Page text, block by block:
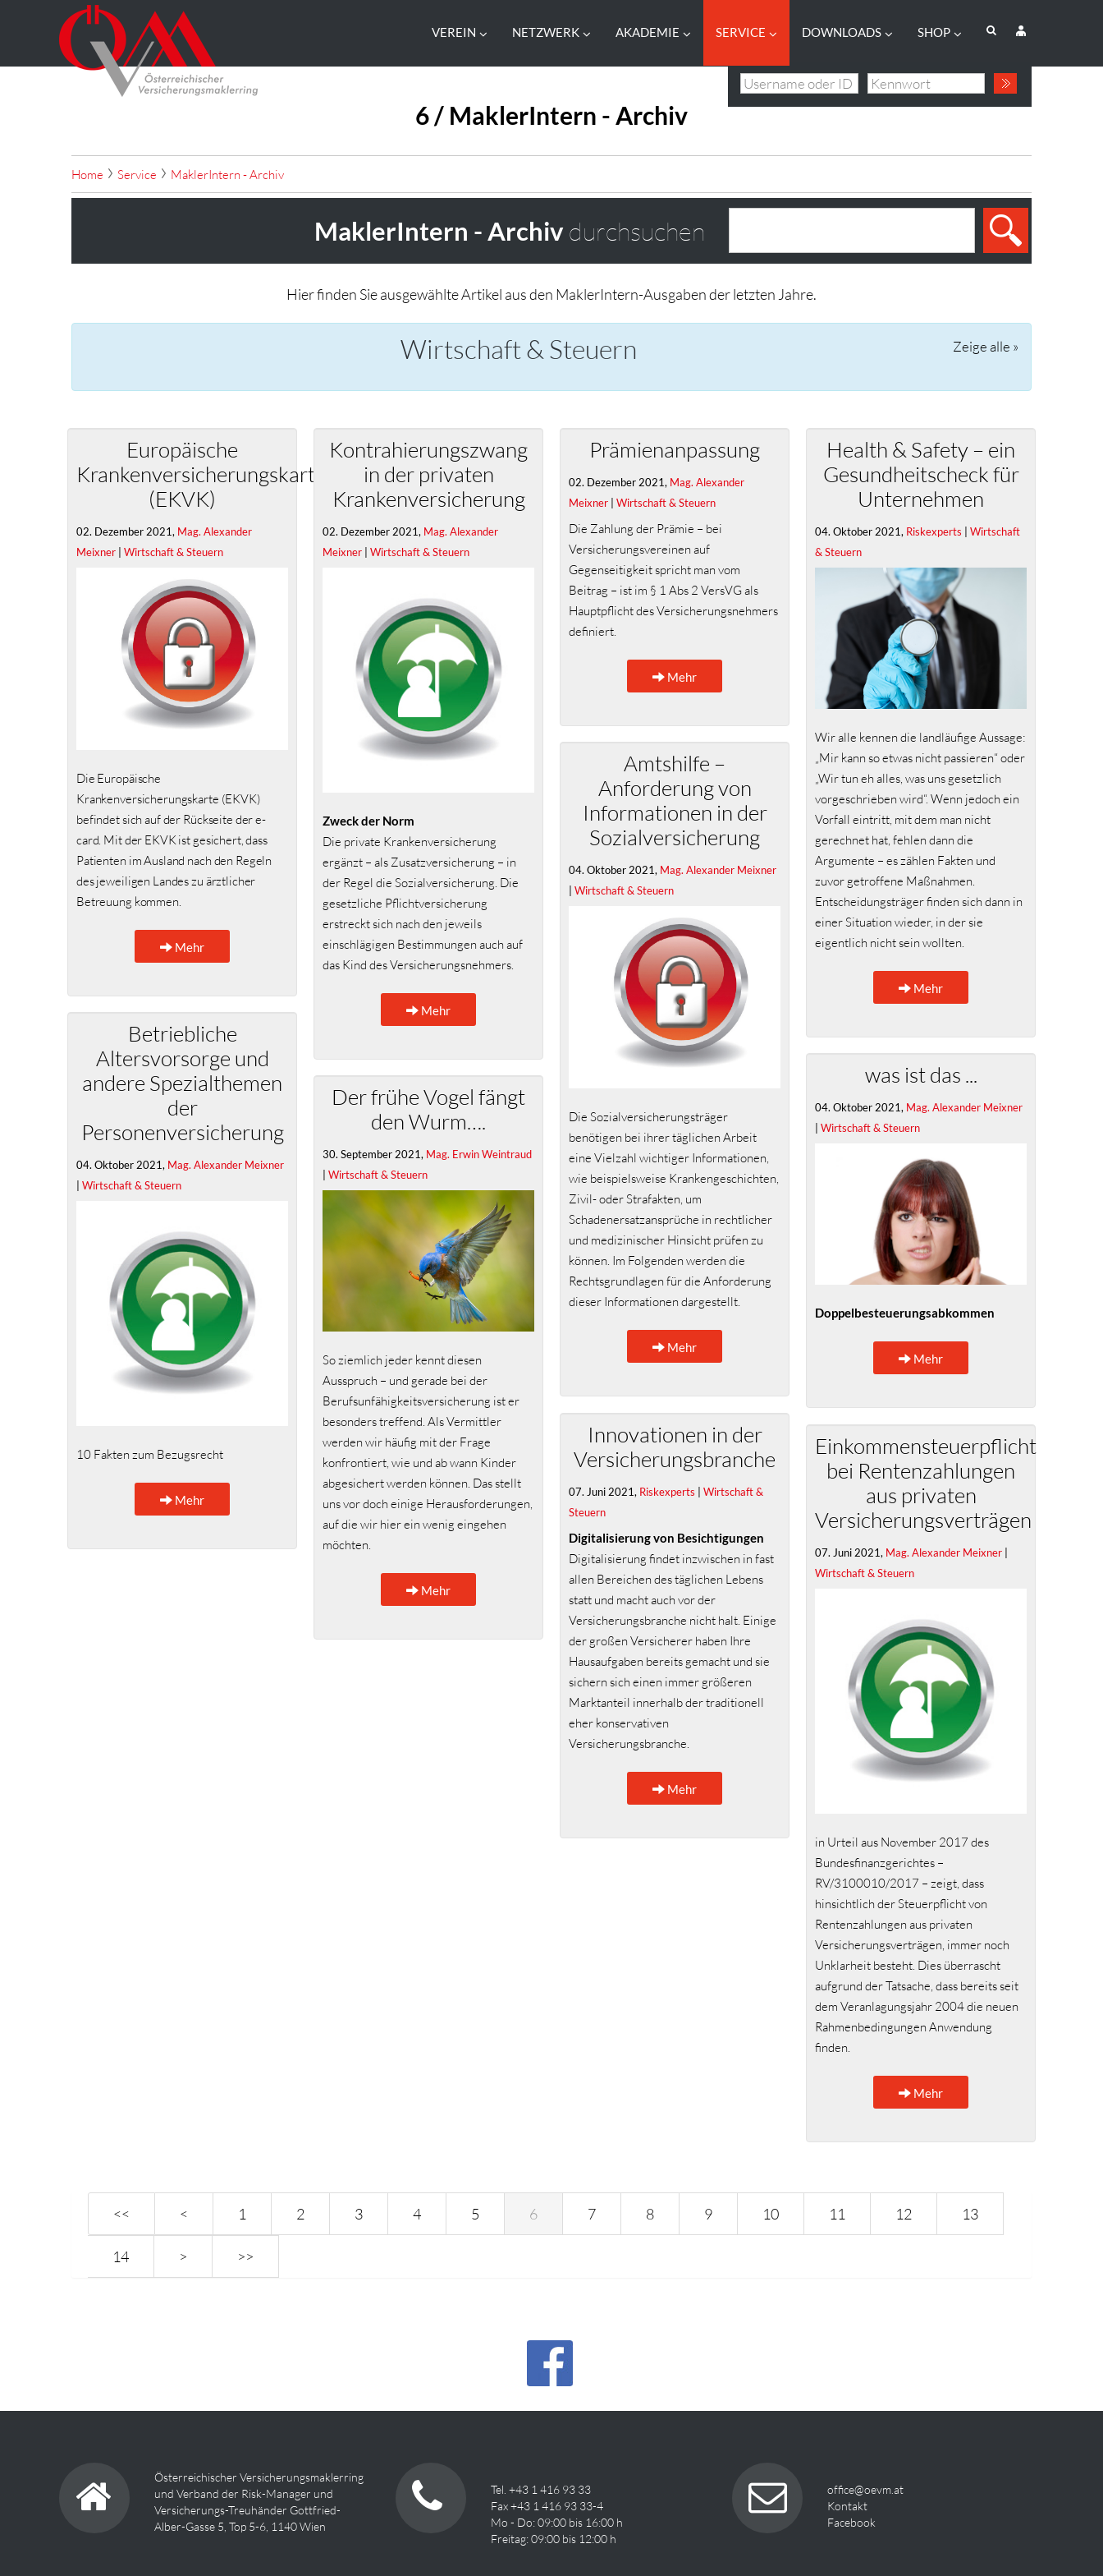
VEREIN NETZWERK AKADEMIE SERVICE DOWNLOADS SHOP
6 / MaklerIntern - Archiv
Home Service MaklerIntern - Archiv
MaklerIntern - Archivdurchsuchen
Hier finden Sie ausgewählte Artikel aus den MaklerIntern-Ausgaben der letzten Jahre.
Zeige alle »
Wirtschaft & Steuern
Europäische
Krankenversicherungskarte
(EKVK)
02. Dezember 2021, Mag. Alexander
Meixner
Wirtschaft & Steuern
Die Europäische
Krankenversicherungskarte (EKVK)
befindet sich auf der Rückseite der e-
card. Mit der EKVK ist gesichert, dass
Patienten im Ausland nach den Regeln
des jeweiligen Landes zu ärztlicher
Betreuung kommen.
Mehr
Kontrahierungszwang
in der privaten
Krankenversicherung
02. Dezember 2021, Mag. Alexander
Meixner
Wirtschaft & Steuern
Zweck der Norm
Die private Krankenversicherung
ergänzt – als Zusatzversicherung – in
der Regel die Sozialversicherung. Die
gesetzliche Pflichtversicherung
erstreckt sich nach den jeweils
einschlägigen Bestimmungen auch auf
das Kind des Versicherungsnehmers.
Mehr
Prämienanpassung
02. Dezember 2021, Mag. Alexander
Meixner
Wirtschaft & Steuern
Die Zahlung der Prämie – bei
Versicherungsvereinen auf
Gegenseitigkeit spricht man vom
Beitrag – ist im § 1 Abs 2 VersVG als
Hauptpflicht des Versicherungsnehmers
definiert.
Mehr
Health & Safety – ein
Gesundheitscheck für
Unternehmen
04. Oktober 2021, Riskexperts
Wirtschaft
& Steuern
Wir alle kennen die landläufige Aussage:
„Mir kann so etwas nicht passieren“ oder
„Wir tun eh alles, was uns gesetzlich
vorgeschrieben wird“. Wenn jedoch ein
Vorfall eintritt, mit dem man nicht
gerechnet hat, fehlen dann die
Argumente – es zählen Fakten und
zuvor getroffene Maßnahmen.
Entscheidungsträger finden sich dann in
einer Situation wieder, in der sie
eigentlich nicht sein wollten.
Mehr
Amtshilfe –
Anforderung von
Informationen in der
Sozialversicherung
04. Oktober 2021, Mag. Alexander Meixner
Wirtschaft & Steuern
Die Sozialversicherungsträger
benötigen bei ihrer täglichen Arbeit
eine Vielzahl wichtiger Informationen,
wie beispielsweise Krankengeschichten,
Zivil- oder Strafakten, um
Schadenersatzansprüche in rechtlicher
und medizinischer Hinsicht prüfen zu
können. Im Folgenden werden die
Rechtsgrundlagen für die Anforderung
dieser Informationen dargestellt.
Mehr
Betriebliche
Altersvorsorge und
andere Spezialthemen
der
Personenversicherung
04. Oktober 2021, Mag. Alexander Meixner
Wirtschaft & Steuern
10 Fakten zum Bezugsrecht
Mehr
was ist das ...
04. Oktober 2021, Mag. Alexander Meixner
Wirtschaft & Steuern
Doppelbesteuerungsabkommen
Mehr
Der frühe Vogel fängt
den Wurm….
30. September 2021, Mag. Erwin Weintraud
Wirtschaft & Steuern
So ziemlich jeder kennt diesen
Ausspruch – und gerade bei der
Berufsunfähigkeitsversicherung ist er
besonders treffend. Als Vermittler
werden wir häufig mit der Frage
konfrontiert, wie und ab wann Kinder
abgesichert werden können. Das stellt
uns vor doch einige Herausforderungen,
auf die wir hier ein wenig eingehen
möchten.
Mehr
Innovationen in der
Versicherungsbranche
07. Juni 2021, Riskexperts
Wirtschaft &
Steuern
Digitalisierung von Besichtigungen
Digitalisierung findet inzwischen in fast
allen Bereichen des täglichen Lebens
statt und macht auch vor der
Versicherungsbranche nicht halt. Einige
der großen Versicherer haben Ihre
Hausaufgaben bereits gemacht und sie
sichern sich einen immer größeren
Marktanteil innerhalb der traditionell
eher konservativen
Versicherungsbranche.
Mehr
Einkommensteuerpflicht
bei Rentenzahlungen
aus privaten
Versicherungsverträgen
07. Juni 2021, Mag. Alexander Meixner
Wirtschaft & Steuern
in Urteil aus November 2017 des
Bundesfinanzgerichtes –
RV/3100010/2017 – zeigt, dass
hinsichtlich der Steuerpflicht von
Rentenzahlungen aus privaten
Versicherungsverträgen, immer noch
Unklarheit besteht. Dies überrascht
aufgrund der Tatsache, dass bereits seit
dem Veranlagungsjahr 2004 die neuen
Rahmenbedingungen Anwendung
finden.
Mehr
<< < 1 2 3 4 5 6 7 8 9 10 11 12 13
14 > >>
Österreichischer Versicherungsmaklerring
und Verband der Risk-Manager und
Versicherungs-Treuhänder Gottfried-
Alber-Gasse 5, Top 5-6, 1140 Wien
Tel. +43 1 416 93 33
Fax +43 1 416 93 33-4
Mo - Do: 09:00 bis 16:00 h
Freitag: 09:00 bis 12:00 h
office@oevm.at
Kontakt
Facebook